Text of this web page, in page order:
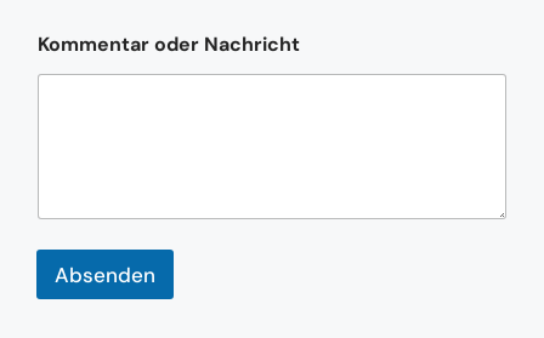
a
c
a
h
Kommentar oder Nachricht
Absenden